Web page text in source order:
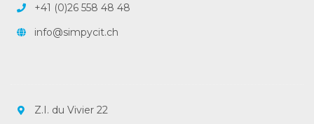
+41 (0)26 558 48 48
info@simpycit.ch
Z.I. du Vivier 22